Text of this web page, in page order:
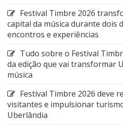
Festival Timbre 2026
capital da música durante dois
encontros e experiências
Tudo sobre o Festival
da edição que vai transformar
música
Festival Timbre 2026 deve
visitantes e impulsionar
Uberlândia